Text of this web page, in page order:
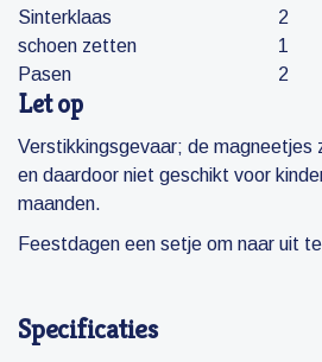
Sinterklaas
2
schoen zetten
1
Pasen
2
Let op
Verstikkingsgevaar; de magneetjes
en daardoor niet geschikt voor
maanden.
Feestdagen een setje om naar uit
Specificaties